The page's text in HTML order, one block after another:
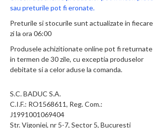
sau preturile pot fi eronate.
Preturile si stocurile sunt actualizate in fiecare
zi la ora 06:00
Produsele achizitionate online pot fi returnate
in termen de 30 zile, cu exceptia produselor
debitate si a celor aduse la comanda.
S.C. BADUC S.A.
C.I.F.: RO1568611, Reg. Com.:
J1991001069404
Str. Vigoniei, nr 5-7, Sector 5, Bucuresti